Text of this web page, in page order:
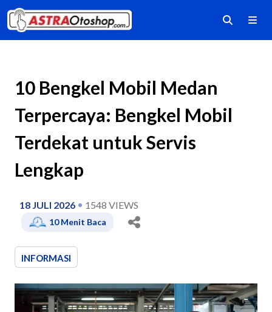
10 Bengkel Mobil Medan
Terpercaya: Bengkel Mobil
Terdekat untuk Servis
Lengkap
18 JULI 2026 1548 VIEWS
10Menit Baca
INFORMASI